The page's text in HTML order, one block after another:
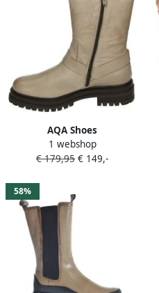
AQA Shoes
Laarsjes Taupe
1 webshop
€ 179,95 € 149,-
58%